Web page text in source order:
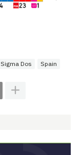
Sigma Dos Spain